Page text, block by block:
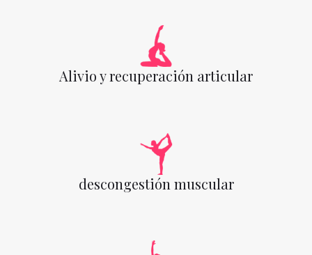
Alivio y recuperación articular
descongestión muscular